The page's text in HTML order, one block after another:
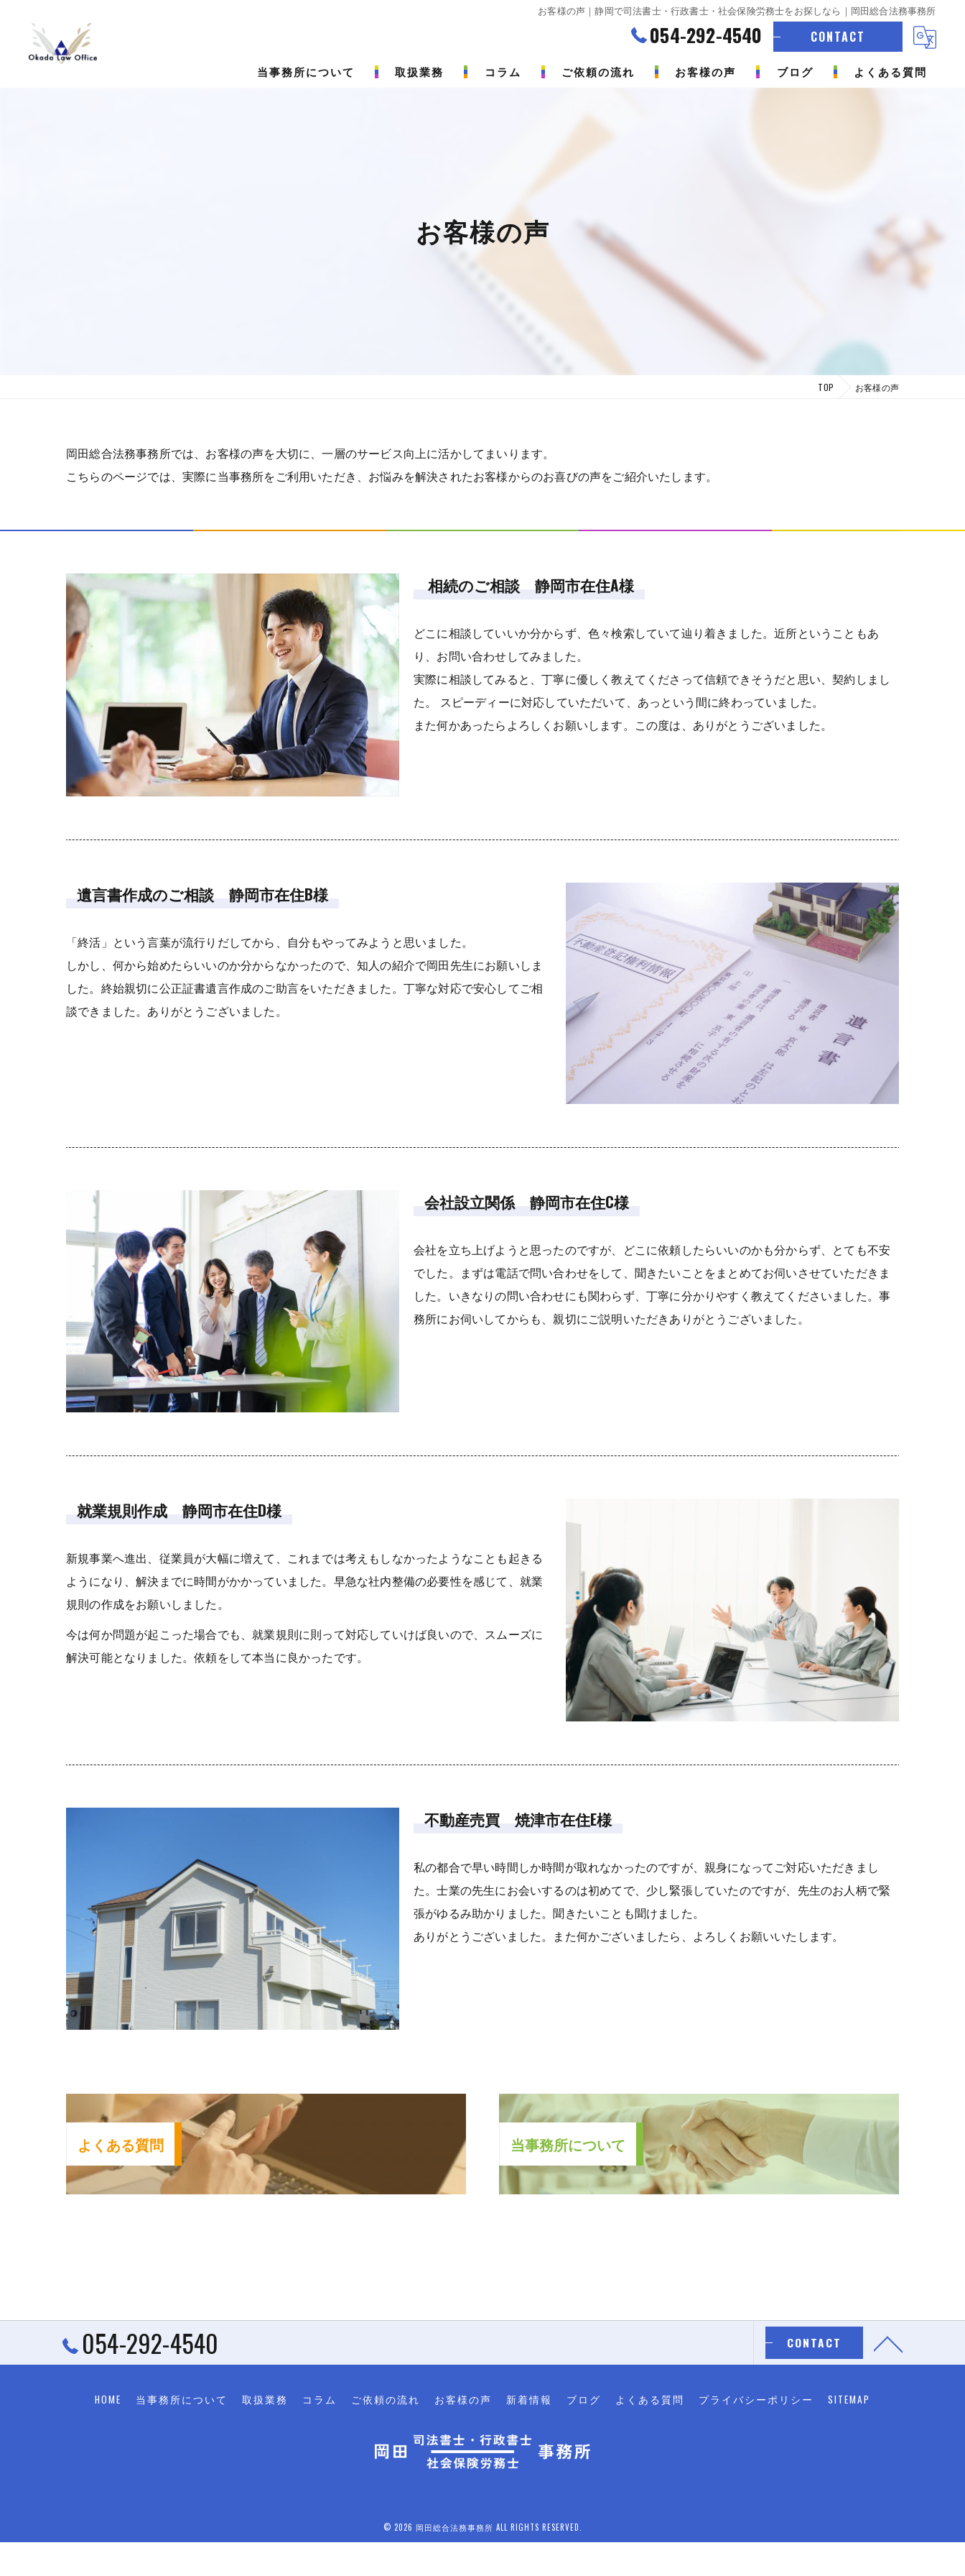
お客様の声｜静岡で司法書士・行政書士・社会保険労務士をお探しなら｜岡田総合法務事務所
054-292-4540 CONTACT
当事務所について 取扱業務 コラム ご依頼の流れ お客様の声 ブログ よくある質問
お客様の声
TOP お客様の声
岡田総合法務事務所では、お客様の声を大切に、一層のサービス向上に活かしてまいります。
こちらのページでは、実際に当事務所をご利用いただき、お悩みを解決されたお客様からのお喜びの声をご紹介いたします。
相続のご相談 静岡市在住A様
どこに相談していいか分からず、色々検索していて辿り着きました。近所ということもあ
り、お問い合わせしてみました。
実際に相談してみると、丁寧に優しく教えてくださって信頼できそうだと思い、契約しまし
た。 スピーディーに対応していただいて、あっという間に終わっていました。
また何かあったらよろしくお願いします。この度は、ありがとうございました。
遺言書作成のご相談 静岡市在住B様
「終活」という言葉が流行りだしてから、自分もやってみようと思いました。
しかし、何から始めたらいいのか分からなかったので、知人の紹介で岡田先生にお願いしま
した。終始親切に公正証書遺言作成のご助言をいただきました。丁寧な対応で安心してご相
談できました。ありがとうございました。
会社設立関係 静岡市在住C様
会社を立ち上げようと思ったのですが、どこに依頼したらいいのかも分からず、とても不安
でした。まずは電話で問い合わせをして、聞きたいことをまとめてお伺いさせていただきま
した。いきなりの問い合わせにも関わらず、丁寧に分かりやすく教えてくださいました。事
務所にお伺いしてからも、親切にご説明いただきありがとうございました。
就業規則作成 静岡市在住D様
新規事業へ進出、従業員が大幅に増えて、これまでは考えもしなかったようなことも起きる
ようになり、解決までに時間がかかっていました。早急な社内整備の必要性を感じて、就業
規則の作成をお願いしました。
今は何か問題が起こった場合でも、就業規則に則って対応していけば良いので、スムーズに
解決可能となりました。依頼をして本当に良かったです。
不動産売買 焼津市在住E様
私の都合で早い時間しか時間が取れなかったのですが、親身になってご対応いただきまし
た。士業の先生にお会いするのは初めてで、少し緊張していたのですが、先生のお人柄で緊
張がゆるみ助かりました。聞きたいことも聞けました。
ありがとうございました。また何かございましたら、よろしくお願いいたします。
よ く ある質問 当事務所について
054-292-4540 CONTACT
HOME 当事務所について 取扱業務 コラム ご依頼の流れ お客様の声 新着情報 ブログ よくある質問 プライバシーポリシー SITEMAP
© 2026 岡田総合法務事務所 ALL RIGHTS RESERVED.